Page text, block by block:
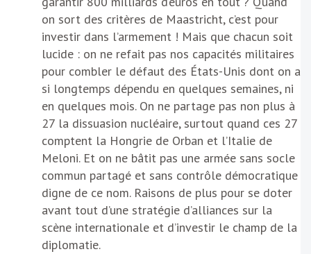
on sort des critères de Maastricht, c’est pour
investir dans l’armement ! Mais que chacun soit
lucide : on ne refait pas nos capacités militaires
pour combler le défaut des États-Unis dont on a
si longtemps dépendu en quelques semaines, ni
en quelques mois. On ne partage pas non plus à
27 la dissuasion nucléaire, surtout quand ces 27
comptent la Hongrie de Orban et l’Italie de
Meloni. Et on ne bâtit pas une armée sans socle
commun partagé et sans contrôle démocratique
digne de ce nom. Raisons de plus pour se doter
avant tout d’une stratégie d’alliances sur la
scène internationale et d’investir le champ de la
diplomatie.